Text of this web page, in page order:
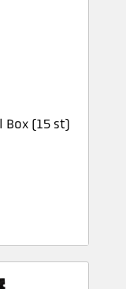
Box (15 st)